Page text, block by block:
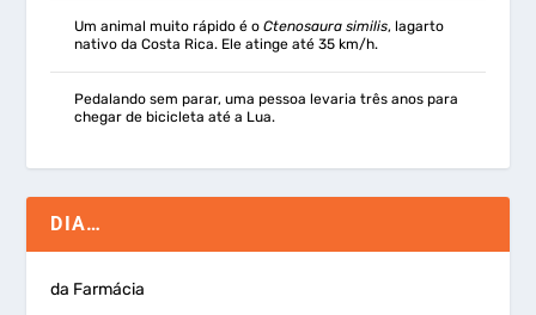
Um animal muito rápido é oCtenosaura similis, lagarto
nativo da Costa Rica. Ele atinge até 35 km/h.
Pedalando sem parar, uma pessoa levaria três anos para
chegar de bicicleta até a Lua.
DIA…
da Farmácia